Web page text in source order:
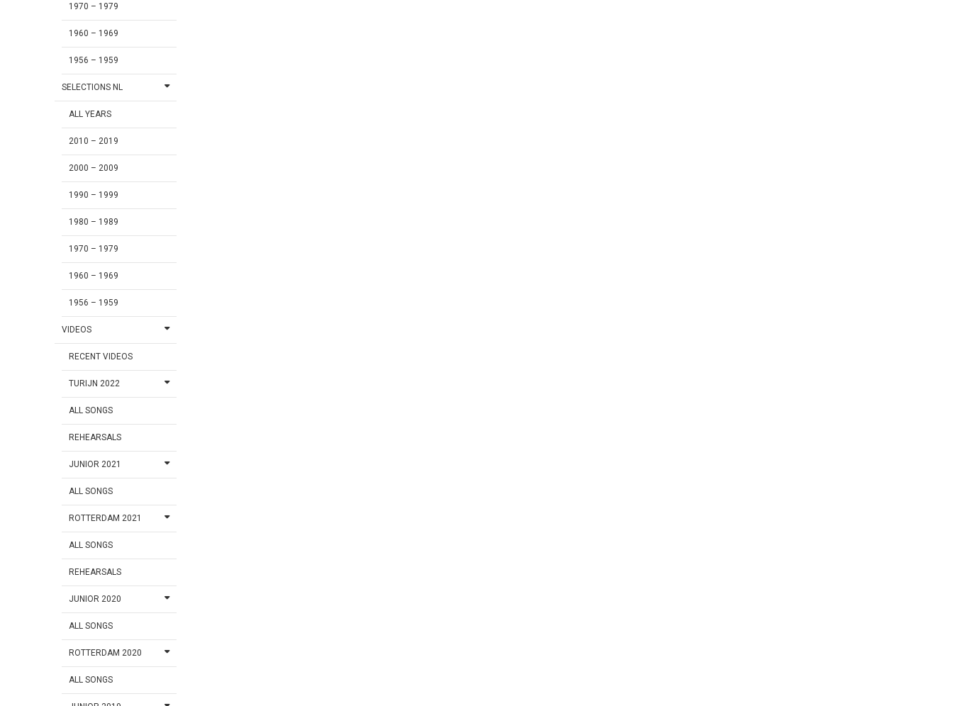
1970 – 1979
1960 – 1969
1956 – 1959
SELECTIONS NL
ALL YEARS
2010 – 2019
2000 – 2009
1990 – 1999
1980 – 1989
1970 – 1979
1960 – 1969
1956 – 1959
VIDEOS
RECENT VIDEOS
TURIJN 2022
ALL SONGS
REHEARSALS
JUNIOR 2021
ALL SONGS
ROTTERDAM 2021
ALL SONGS
REHEARSALS
JUNIOR 2020
ALL SONGS
ROTTERDAM 2020
ALL SONGS